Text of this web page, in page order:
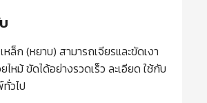
หล็ก (หยาบ) สามารถเจียรและขัดเงา
ไหม้ ขัดได้อย่างรวดเร็ว ละเอียด ใช้กับ
วไป